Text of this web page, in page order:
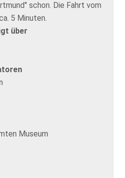
schon. Die Fahrt vom
5 Minuten.
über
Museum